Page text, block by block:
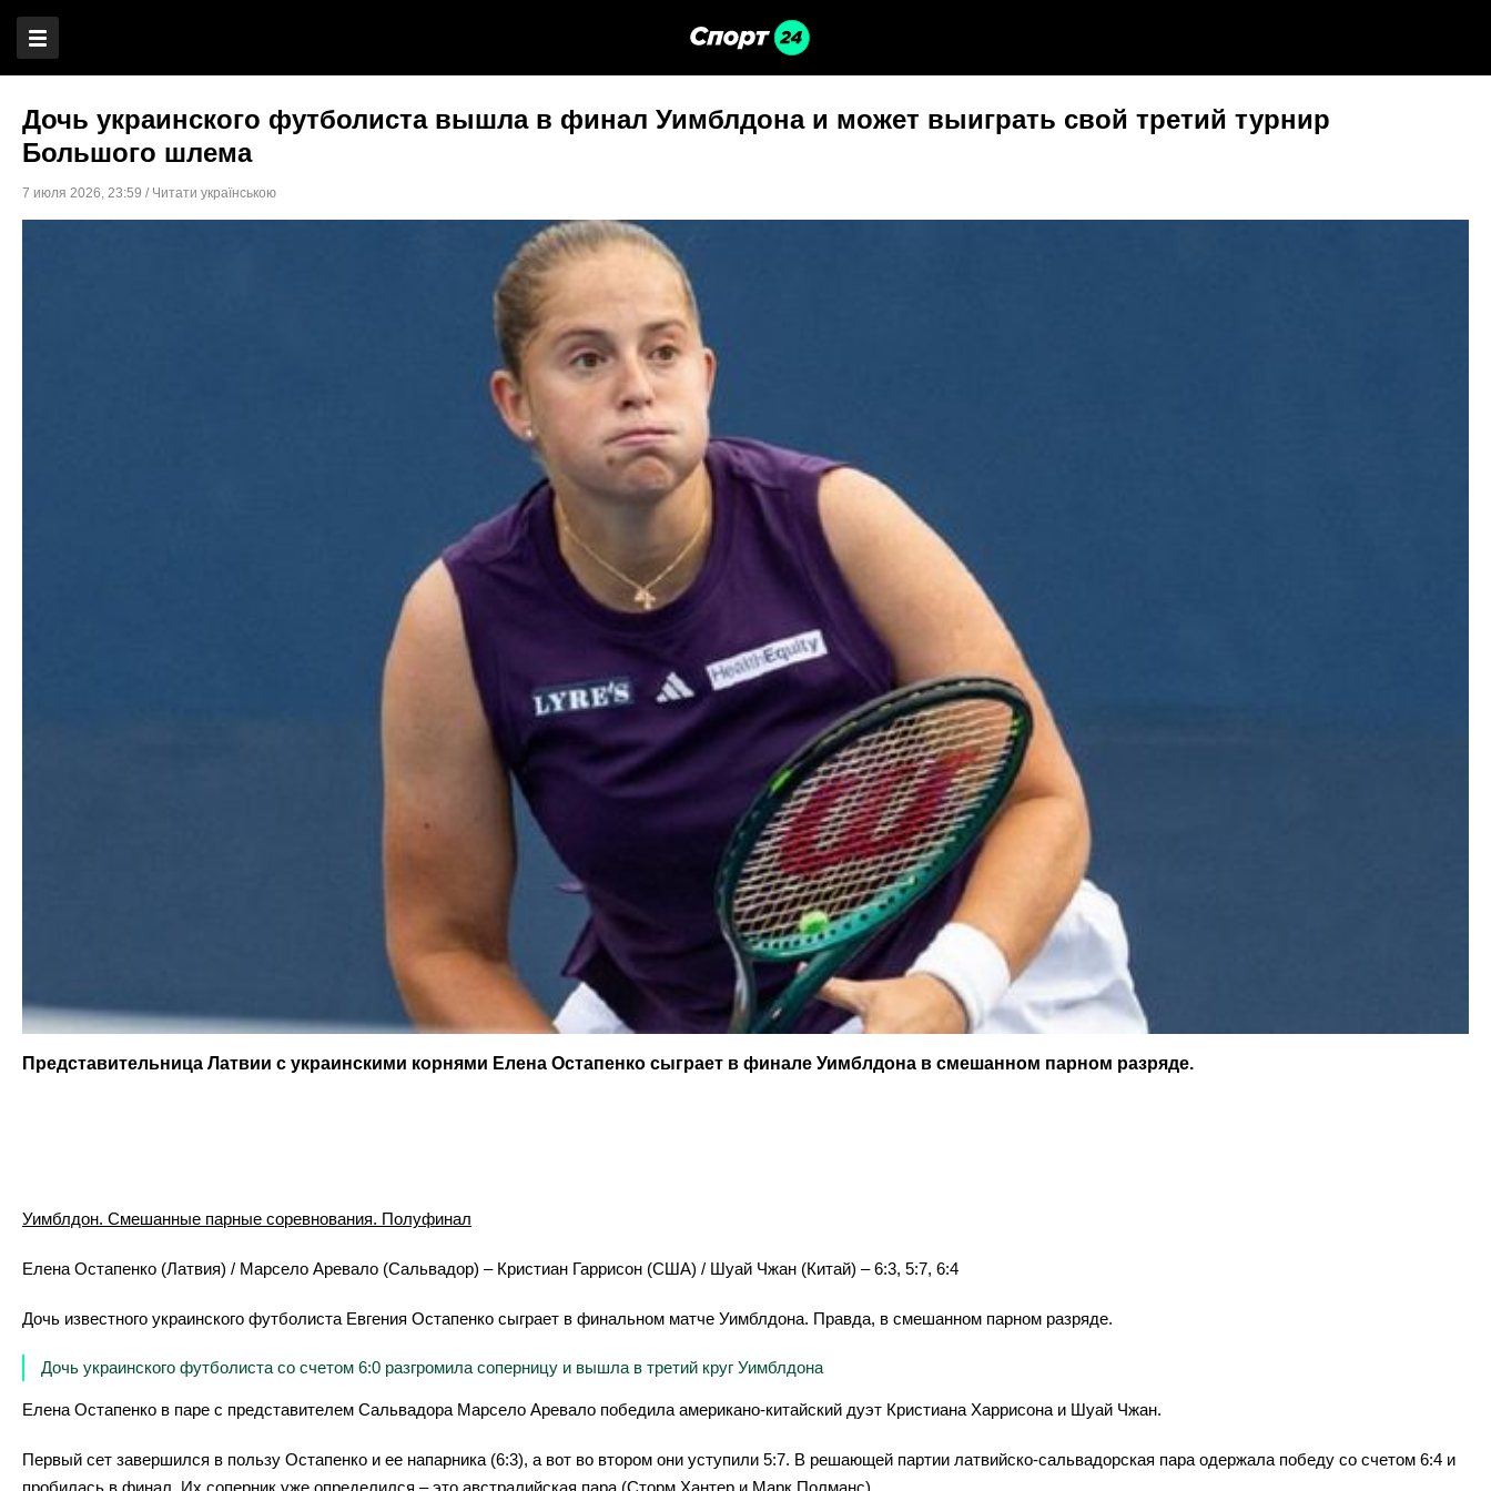
Дочь украинского футболиста вышла в финал Уимблдона и может выиграть свой третий турнир
Большого шлема
7 июля 2026, 23:59 / Читати українською
Представительница Латвии с украинскими корнями Елена Остапенко сыграет в финале Уимблдона в смешанном парном разряде.
Уимблдон. Смешанные парные соревнования. Полуфинал
Елена Остапенко (Латвия) / Марсело Аревало (Сальвадор) – Кристиан Гаррисон (США) / Шуай Чжан (Китай) – 6:3, 5:7, 6:4
Дочь известного украинского футболиста Евгения Остапенко сыграет в финальном матче Уимблдона. Правда, в смешанном парном разряде.
Дочь украинского футболиста со счетом 6:0 разгромила соперницу и вышла в третий круг Уимблдона
Елена Остапенко в паре с представителем Сальвадора Марсело Аревало победила американо-китайский дуэт Кристиана Харрисона и Шуай Чжан.
Первый сет завершился в пользу Остапенко и ее напарника (6:3), а вот во втором они уступили 5:7. В решающей партии латвийско-сальвадорская пара одержала победу со счетом 6:4 и
пробилась в финал. Их соперник уже определился – это австралийская пара (Сторм Хантер и Марк Полманс).